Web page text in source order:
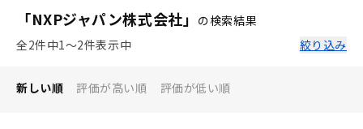
「NXPジャパン株式会社」 の検索結果
全2件中1〜2件表示中
絞り込み
新しい順 評価が高い順 評価が低い順